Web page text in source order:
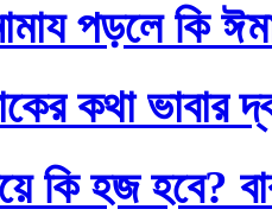
পড়লে কি
কথা ভাবার
কি হজ হবে?